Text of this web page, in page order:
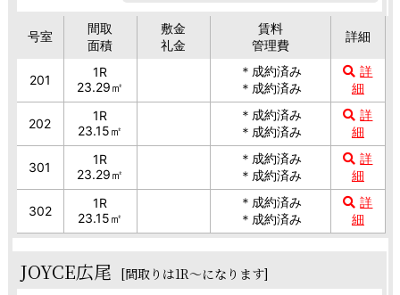
号室
間取
面積
敷金
礼金
賃料
管理費
詳細
201
1R
23.29㎡
＊成約済み
＊成約済み
詳
細
202
1R
23.15㎡
＊成約済み
＊成約済み
詳
細
301
1R
23.29㎡
＊成約済み
＊成約済み
詳
細
302
1R
23.15㎡
＊成約済み
＊成約済み
詳
細
JOYCE広尾 [間取りは1R～になります]